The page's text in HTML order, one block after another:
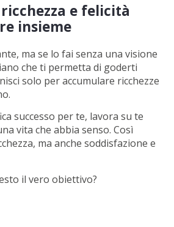
e felicità
insieme
ma se lo fai senza una visione
che ti permetta di goderti
solo per accumulare ricchezze
successo per te, lavora su te
vita che abbia senso. Così
ma anche soddisfazione e
il vero obiettivo?